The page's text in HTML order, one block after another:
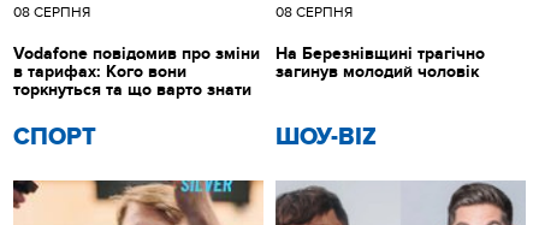
СПОРТ ШОУ-BIZ
08 СЕРПНЯ
Vodafone повідомив про зміни
в тарифах: Кого вони
торкнуться та що варто знати
08 СЕРПНЯ
На Березнівщині трагічно
загинув молодий чоловік